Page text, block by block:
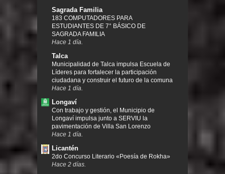
Sagrada Familia
183 COMPUTADORES PARA
ESTUDIANTES DE 7° BÁSICO DE
SAGRADA FAMILIA
Hace 1 día.
Talca
Municipalidad de Talca impulsa Escuela de
Líderes para fortalecer la participación
ciudadana y construir el futuro de la comuna
Hace 1 día.
Longaví
Con trabajo y gestión, el Municipio de
Longaví impulsa junto a SERVIU la
pavimentación de Villa San Lorenzo
Hace 1 día.
Licantén
2do Concurso Literario «Poesía de Rokha»
Hace 2 días.